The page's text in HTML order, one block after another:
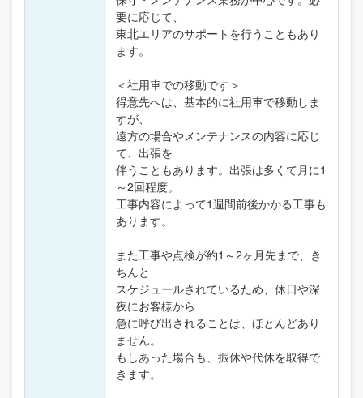
要に応じて、
東北エリアのサポートを行うこともあり
ます。
＜社用車での移動です＞
得意先へは、基本的に社用車で移動しま
すが、
遠方の場合やメンテナンスの内容に応じ
て、出張を
伴うこともあります。出張は多くて月に1
～2回程度。
工事内容によって1週間前後かかる工事も
あります。
また工事や点検が約1～2ヶ月先まで、き
ちんと
スケジュールされているため、休日や深
夜にお客様から
急に呼び出されることは、ほとんどあり
ません。
もしあった場合も、振休や代休を取得で
きます。